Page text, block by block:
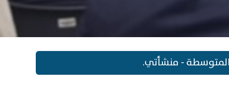
- منشأتي.